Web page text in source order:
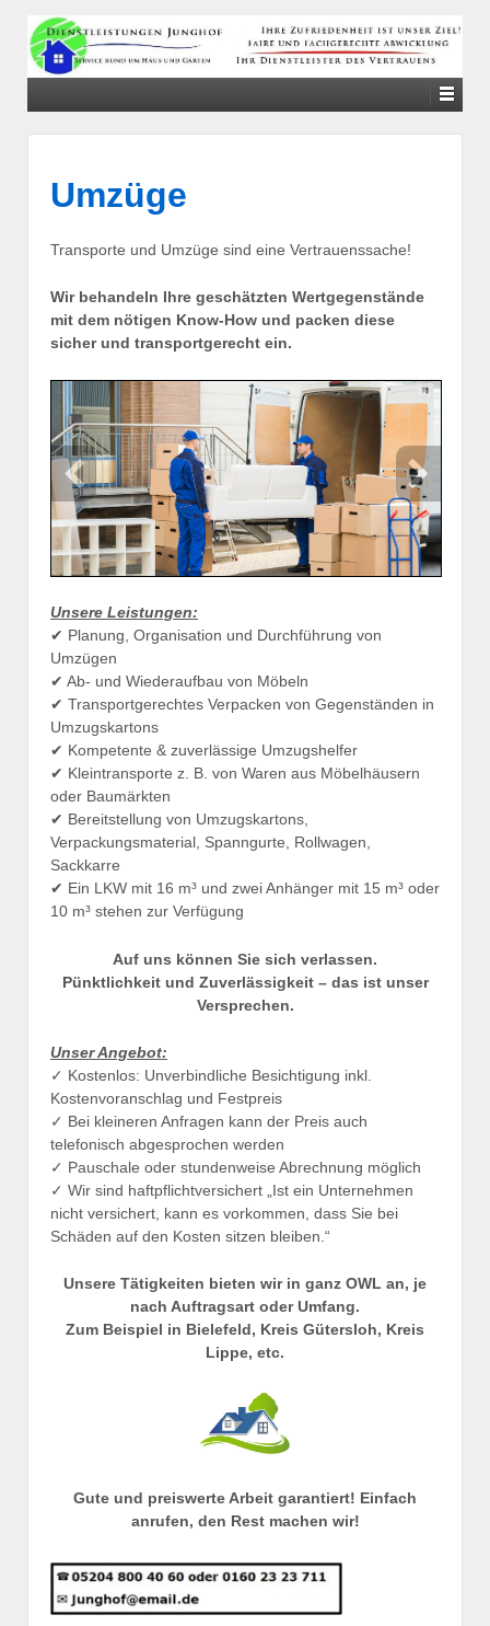
SKIP
TO
CONTENT
Umzüge
Transporte und Umzüge sind eine Vertrauenssache!
Wir behandeln Ihre geschätzten Wertgegenstände
mit dem nötigen Know-How und packen diese
sicher und transportgerecht ein.
Unsere Leistungen:
✔ Planung, Organisation und Durchführung von
Umzügen
✔ Ab- und Wiederaufbau von Möbeln
✔ Transportgerechtes Verpacken von Gegenständen in
Umzugskartons
✔ Kompetente & zuverlässige Umzugshelfer
✔ Kleintransporte z. B. von Waren aus Möbelhäusern
oder Baumärkten
✔ Bereitstellung von Umzugskartons,
Verpackungsmaterial, Spanngurte, Rollwagen,
Sackkarre
✔ Ein LKW mit 16 m³ und zwei Anhänger mit 15 m³ oder
10 m³ stehen zur Verfügung
Auf uns können Sie sich verlassen.
Pünktlichkeit und Zuverlässigkeit – das ist unser
Versprechen.
Unser Angebot:
✓ Kostenlos: Unverbindliche Besichtigung inkl.
Kostenvoranschlag und Festpreis
✓ Bei kleineren Anfragen kann der Preis auch
telefonisch abgesprochen werden
✓ Pauschale oder stundenweise Abrechnung möglich
✓ Wir sind haftpflichtversichert „Ist ein Unternehmen
nicht versichert, kann es vorkommen, dass Sie bei
Schäden auf den Kosten sitzen bleiben.“
Unsere Tätigkeiten bieten wir in ganz OWL an, je
nach Auftragsart oder Umfang.
Zum Beispiel in Bielefeld, Kreis Gütersloh, Kreis
Lippe, etc.
Gute und preiswerte Arbeit garantiert! Einfach
anrufen, den Rest machen wir!